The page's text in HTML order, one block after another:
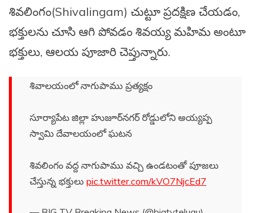
శివలింగం(Shivalingam) చుట్టూ ప్రదక్షిణ చేయడం,
భక్తులను చూసి ఆగి పోవడం శివయ్య మహిమ అంటూ
భక్తులు, ఆలయ పూజారి చెప్తున్నారు.
శివాలయంలో నాగుపాము ప్రత్యక్షం
సూర్యాపేట జిల్లా హుజూర్‌నగర్ రోడ్డులోని అయ్యప్ప
స్వామి దేవాలయంలో ఘటన
శివలింగం వద్ద నాగుపాము వచ్చి ఉండటంతో పూజలు
చేస్తున్న భక్తులు pic.twitter.com/kVO7NjcEd7